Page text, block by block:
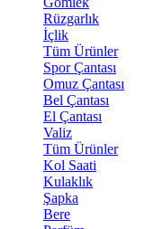
Rüzgarlık
İçlik
Tüm Ürünler
Spor Çantası
Omuz Çantası
Bel Çantası
El Çantası
Valiz
Tüm Ürünler
Kol Saati
Kulaklık
Şapka
Bere